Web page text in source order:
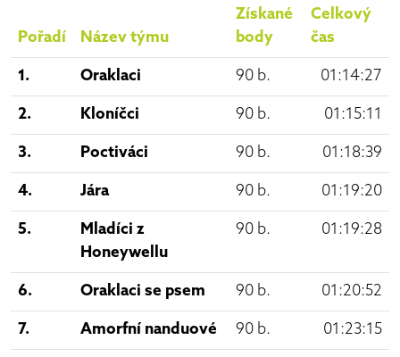
Pořadí Název týmu
Získané
body
Celkový
čas
1. Oraklaci 90 b. 01:14:27
2. Kloníčci 90 b. 01:15:11
3. Poctiváci 90 b. 01:18:39
4. Jára 90 b. 01:19:20
5.
Mladíci z
Honeywellu
90 b. 01:19:28
6. Oraklaci se psem 90 b. 01:20:52
7. Amorfní nanduové 90 b. 01:23:15